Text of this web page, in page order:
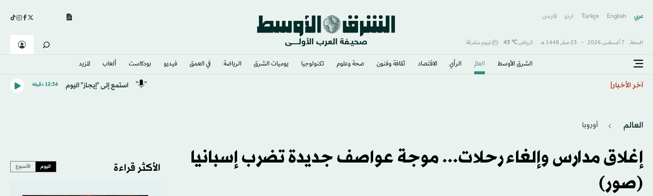
عربي English
Türkçe اردو فارسى
الجمعة, 7 أغسطس 2026 - 23 صفَر 1448 هـ الرياض℃
43 غيوم متفرقة
الشرق الأوسط​ العالم الرأي الاقتصاد ثقافة وفنون صحة وعلوم تكنولوجيا يوميات الشرق​ الرياضة في العمق فيديو بودكاست ألعاب المزيد
آخر الأخبار استمع إلى "إيجاز" اليوم 12:34 دقيقه
العالم أوروبا
إغلاق مدارس وإلغاء رحلات... موجة عواصف جديدة تضرب إسبانيا
(صور)
الأكثر قراءة اليوم الأسبوع